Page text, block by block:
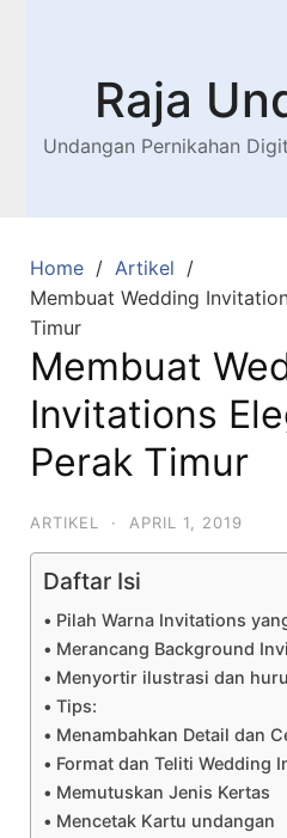
Raja
Undangan Pernikahan
Home
Artikel
Membuat Wedding
Timur
Membuat
Invitations
Perak Timur
ARTIKEL · APRIL 1, 2019
Daftar Isi
Pilah Warna Invitations
Merancang Background
Menyortir ilustrasi dan
Tips:
Menambahkan Detail dan
Format dan Teliti Wedding
Memutuskan Jenis Kertas
Mencetak Kartu undangan